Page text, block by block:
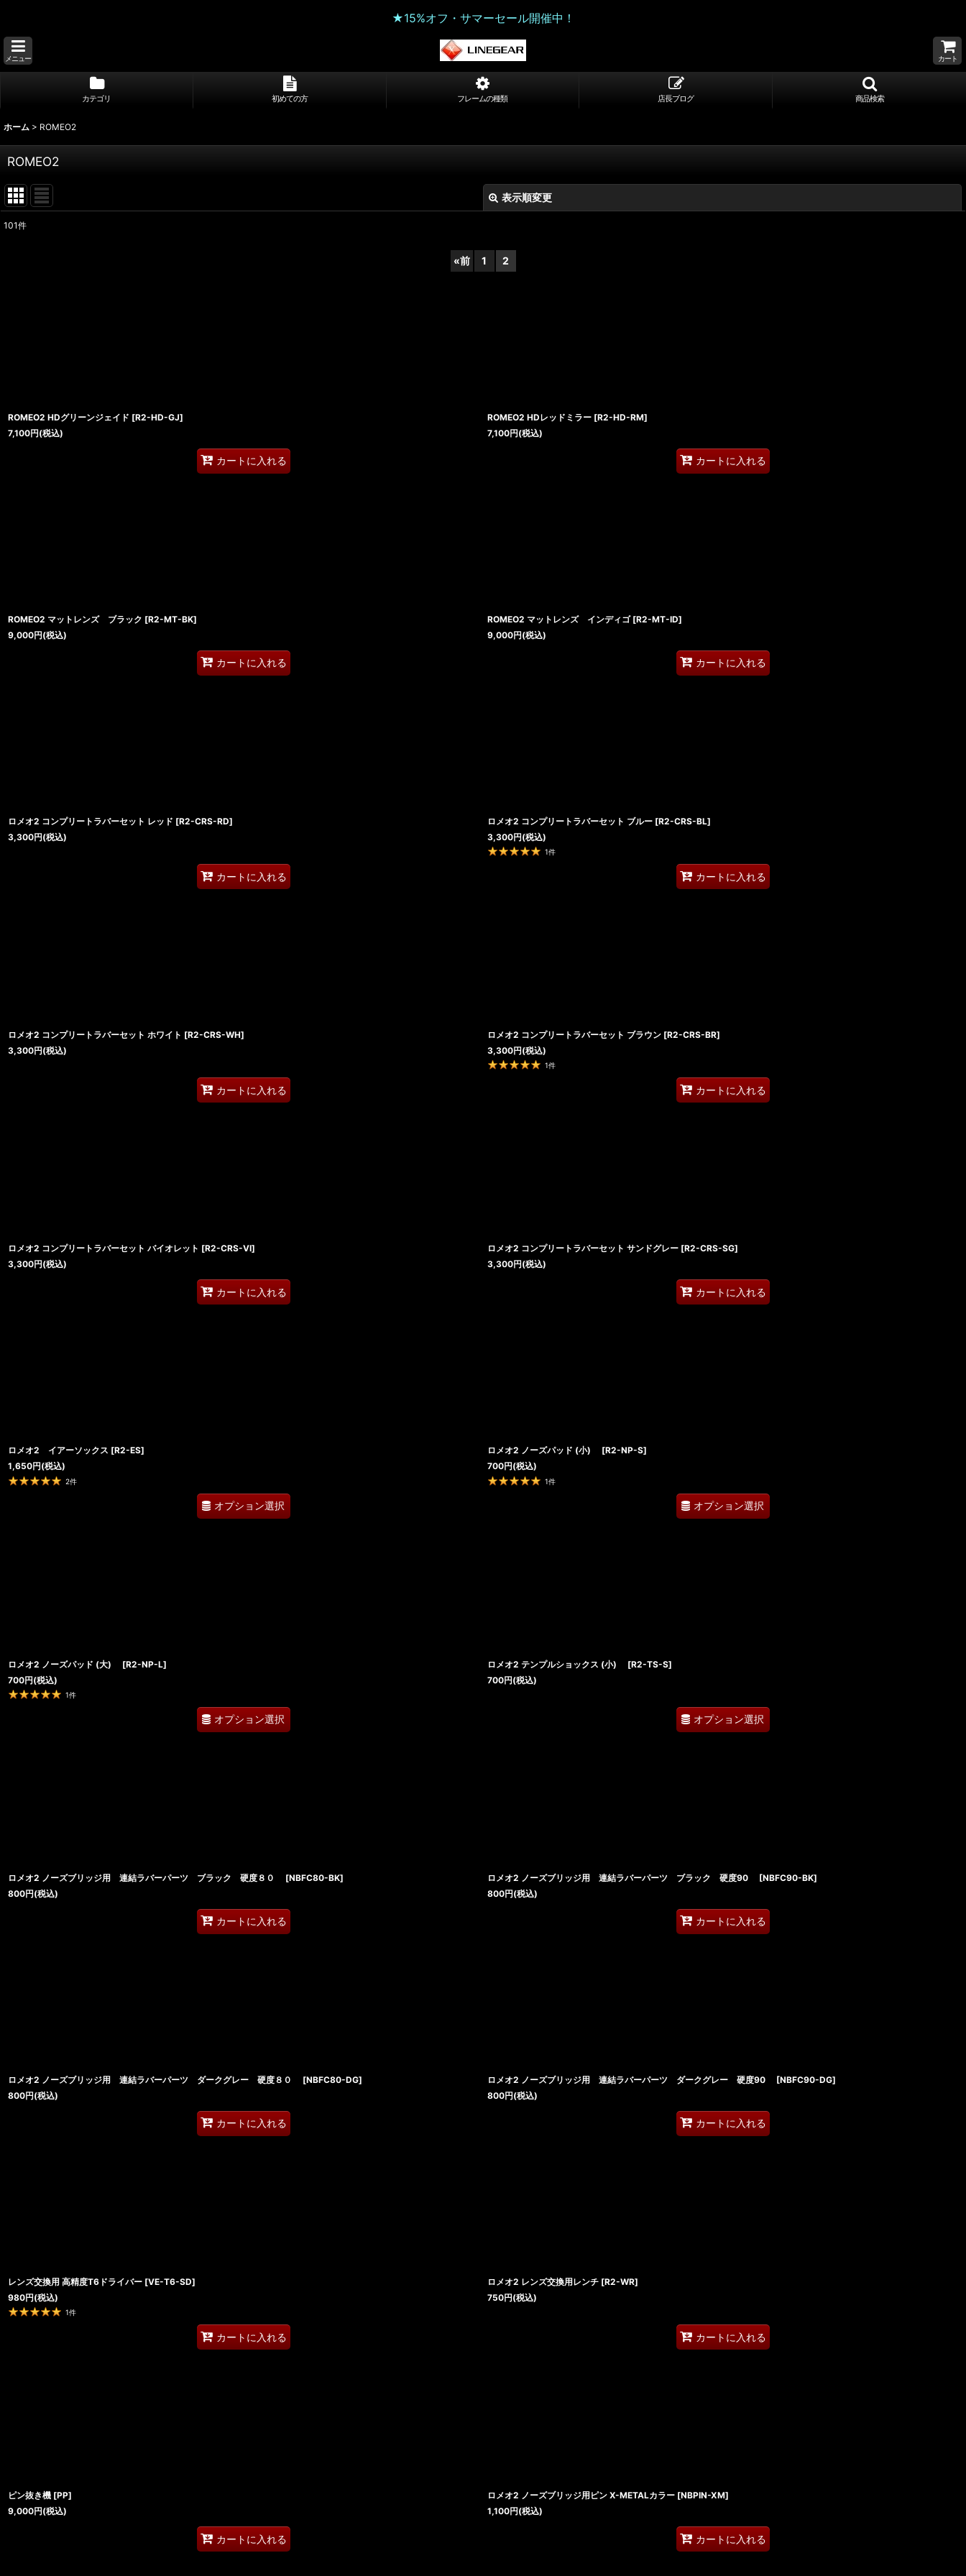
★15%オフ・サマーセール開催中！
メニュー カート
カテゴリ 初めての方 フレームの種類 店長ブログ 商品検索
ホーム > ROMEO2
ROMEO2
表示順変更
101件
«前 1 2
ROMEO2 HDグリーンジェイド [R2-HD-GJ]
7,100円(税込)
カートに入れる
ROMEO2 HDレッドミラー [R2-HD-RM]
7,100円(税込)
カートに入れる
ROMEO2 マットレンズ ブラック [R2-MT-BK]
9,000円(税込)
カートに入れる
ROMEO2 マットレンズ インディゴ [R2-MT-ID]
9,000円(税込)
カートに入れる
ロメオ2 コンプリートラバーセット レッド [R2-CRS-RD]
3,300円(税込)
カートに入れる
ロメオ2 コンプリートラバーセット ブルー [R2-CRS-BL]
3,300円(税込)
1件
カートに入れる
ロメオ2 コンプリートラバーセット ホワイト [R2-CRS-WH]
3,300円(税込)
カートに入れる
ロメオ2 コンプリートラバーセット ブラウン [R2-CRS-BR]
3,300円(税込)
1件
カートに入れる
ロメオ2 コンプリートラバーセット バイオレット [R2-CRS-VI]
3,300円(税込)
カートに入れる
ロメオ2 コンプリートラバーセット サンドグレー [R2-CRS-SG]
3,300円(税込)
カートに入れる
ロメオ2 イアーソックス [R2-ES]
1,650円(税込)
2件
オプション選択
ロメオ2 ノーズパッド (小) [R2-NP-S]
700円(税込)
1件
オプション選択
ロメオ2 ノーズパッド (大) [R2-NP-L]
700円(税込)
1件
オプション選択
ロメオ2 テンプルショックス (小) [R2-TS-S]
700円(税込)
オプション選択
ロメオ2 ノーズブリッジ用 連結ラバーパーツ ブラック 硬度８０ [NBFC80-BK]
800円(税込)
カートに入れる
ロメオ2 ノーズブリッジ用 連結ラバーパーツ ブラック 硬度90 [NBFC90-BK]
800円(税込)
カートに入れる
ロメオ2 ノーズブリッジ用 連結ラバーパーツ ダークグレー 硬度８０ [NBFC80-DG]
800円(税込)
カートに入れる
ロメオ2 ノーズブリッジ用 連結ラバーパーツ ダークグレー 硬度90 [NBFC90-DG]
800円(税込)
カートに入れる
レンズ交換用 高精度T6ドライバー [VE-T6-SD]
980円(税込)
1件
カートに入れる
ロメオ2 レンズ交換用レンチ [R2-WR]
750円(税込)
カートに入れる
ピン抜き機 [PP]
9,000円(税込)
カートに入れる
ロメオ2 ノーズブリッジ用ピン X-METALカラー [NBPIN-XM]
1,100円(税込)
カートに入れる